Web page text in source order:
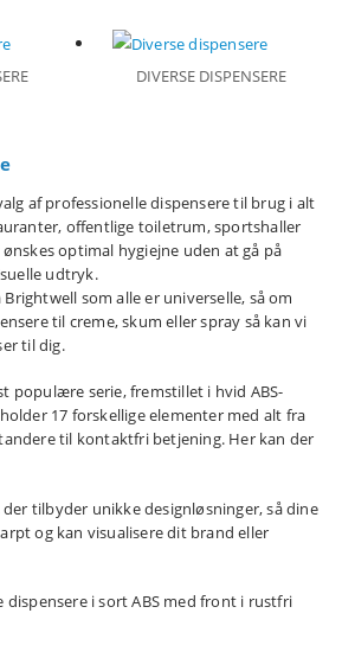
DIVERSE DISPENSERE
af professionelle dispensere til brug i alt
offentlige toiletrum, sportshaller
optimal hygiejne uden at gå på
udtryk.
som alle er universelle, så om
til creme, skum eller spray så kan vi
til dig.
populære serie, fremstillet i hvid ABS-
17 forskellige elementer med alt fra
til kontaktfri betjening. Her kan der
der tilbyder unikke designløsninger, så dine
og kan visualisere dit brand eller
dispensere i sort ABS med front i rustfri